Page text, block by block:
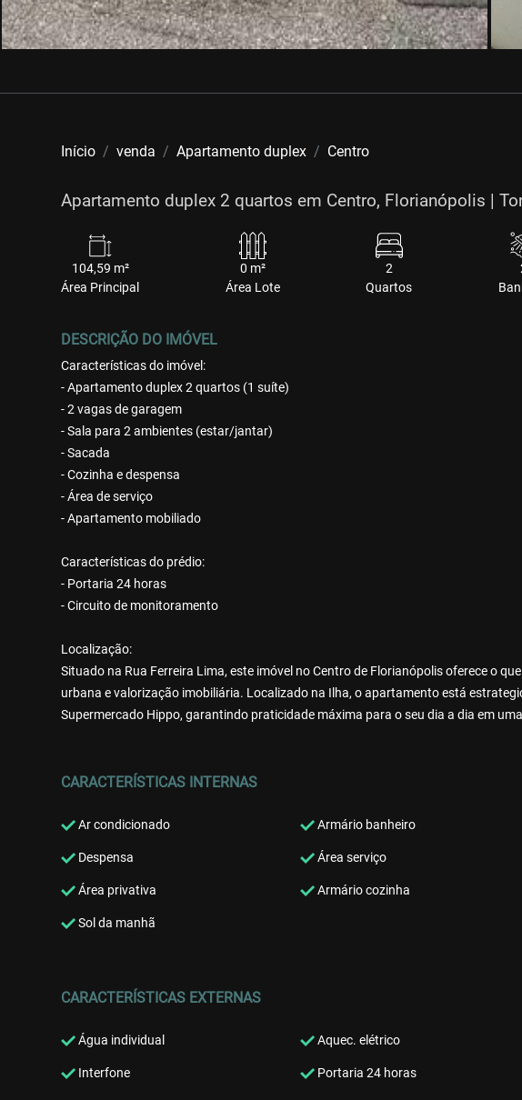
Início venda Apartamento duplex Centro
Apartamento duplex 2 quartos em Centro, Florianópolis |
104,59 m²
Área Principal
0 m²
Área Lote
2
Quartos
DESCRIÇÃO DO IMÓVEL
Características do imóvel:
- Apartamento duplex 2 quartos (1 suíte)
- 2 vagas de garagem
- Sala para 2 ambientes (estar/jantar)
- Sacada
- Cozinha e despensa
- Área de serviço
- Apartamento mobiliado
Características do prédio:
- Portaria 24 horas
- Circuito de monitoramento
Localização:
Situado na Rua Ferreira Lima, este imóvel no Centro de Florianópolis oferece o
urbana e valorização imobiliária. Localizado na Ilha, o apartamento está
Supermercado Hippo, garantindo praticidade máxima para o seu dia a dia em
CARACTERÍSTICAS INTERNAS
Ar condicionado Armário banheiro
Despensa Área serviço
Área privativa Armário cozinha
Sol da manhã
CARACTERÍSTICAS EXTERNAS
Água individual Aquec. elétrico
Interfone Portaria 24 horas